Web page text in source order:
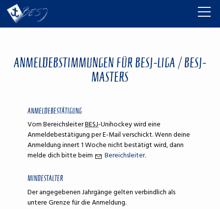
GRUPPEN
SHOP
ÜBER UNS
ANMELDEBSTIMMUNGEN FÜR BESJ-LIGA / BESJ-
MASTERS
ANMELDEBESTÄTIGUNG
Vom BereichsleiterBESJ-Unihockey wird eine
Anmeldebestätigung per E-Mail verschickt. Wenn deine
Anmeldung innert 1 Woche nicht ­bestätigt wird, dann
melde dich bitte beim
Bereichsleiter.
MINDESTALTER
Der angegebenen Jahrgänge gelten verbindlich als
untere Grenze für die Anmeldung.